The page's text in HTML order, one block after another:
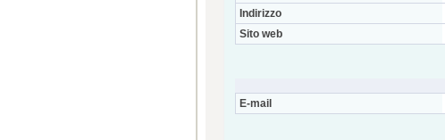
Indirizzo
Sito web
E-mail